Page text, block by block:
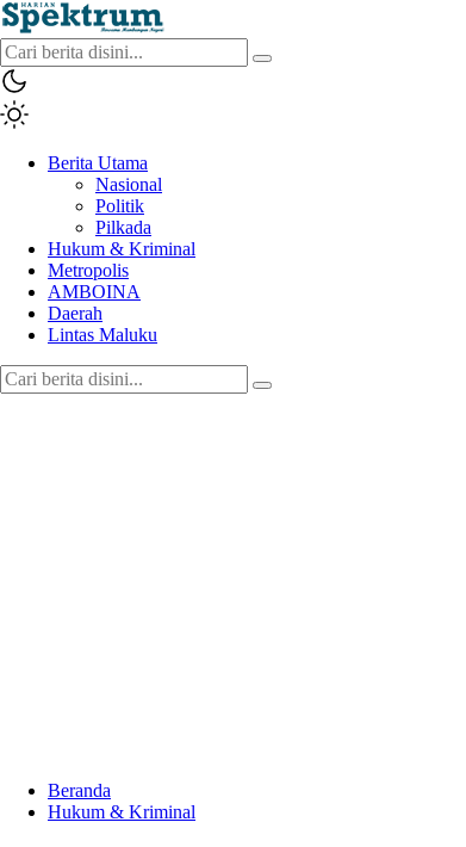
spektrumonline.com
Berita Utama
Nasional
Politik
Pilkada
Hukum & Kriminal
Metropolis
AMBOINA
Daerah
Lintas Maluku
Beranda
Hukum & Kriminal